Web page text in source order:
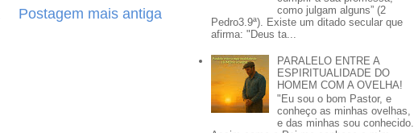
Postagem mais antiga
como julgam alguns” (2
Pedro3.9ª). Existe um ditado secular que
afirma: "Deus ta...
PARALELO ENTRE A
ESPIRITUALIDADE DO
HOMEM COM A OVELHA!
"Eu sou o bom Pastor, e
conheço as minhas ovelhas,
e das minhas sou conhecido.